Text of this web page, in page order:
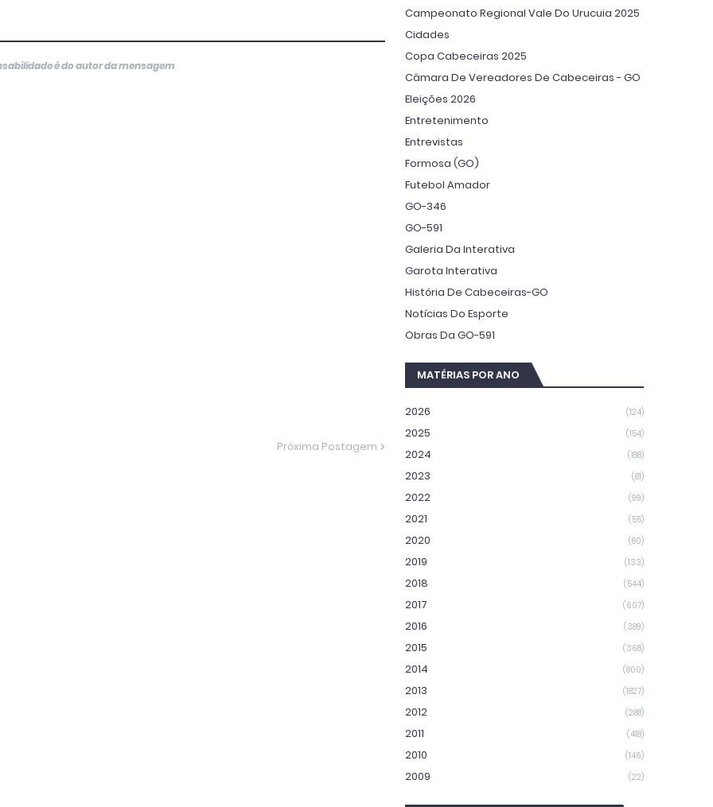
é do autor da mensagem
Próxima Postagem
Campeonato Regional Vale Do Urucuia 2025
Cidades
Copa Cabeceiras 2025
Câmara De Vereadores De Cabeceiras - GO
Eleições 2026
Entretenimento
Entrevistas
Formosa (GO)
Futebol Amador
GO-346
GO-591
Galeria Da Interativa
Garota Interativa
História De Cabeceiras-GO
Notícias Do Esporte
Obras Da GO-591
MATÉRIAS POR ANO
2026 (124)
2025 (154)
2024 (188)
2023 (81)
2022 (99)
2021 (55)
2020 (80)
2019 (133)
2018 (544)
2017 (607)
2016 (389)
2015 (368)
2014 (800)
2013 (1827)
2012 (288)
2011 (418)
2010 (146)
2009 (22)